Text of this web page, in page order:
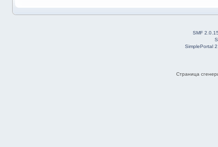
SMF
SimplePortal
Страница